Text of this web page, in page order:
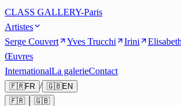
CLASS GALLERY-Paris
Artistes
Serge Couvert
Yves Trucchi Irini
Œuvres
InternationalLa galerieContact
🇫🇷FR / 🇬🇧EN
🇫🇷
🇬🇧